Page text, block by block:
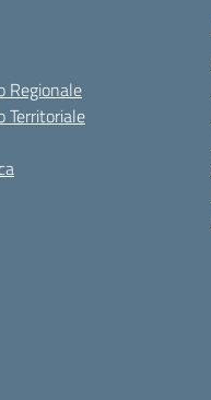
Regionale
Territoriale